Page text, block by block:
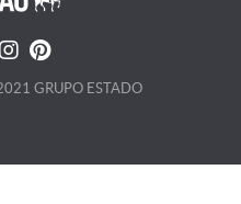
GRUPO ESTADO